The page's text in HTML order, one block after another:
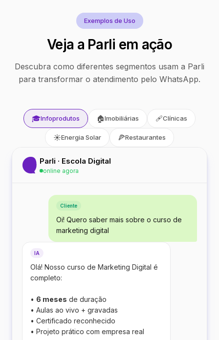
Exemplos de Uso
Veja a Parli em ação
Descubra como diferentes segmentos usam a Parli
para transformar o atendimento pelo WhatsApp.
🎓Infoprodutos 🏠Imobiliárias 🩹Clínicas
☀️Energia Solar 🍕Restaurantes
Parli · Escola Digital
online agora
Cliente
Oi! Quero saber mais sobre o curso de
marketing digital
IA
Olá! Nosso curso de Marketing Digital é
completo:
• 6 meses de duração
• Aulas ao vivo + gravadas
• Certificado reconhecido
• Projeto prático com empresa real